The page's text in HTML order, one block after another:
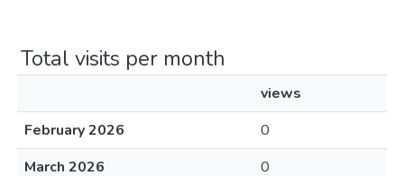
Total visits per month
views
February 2026
0
March 2026
0